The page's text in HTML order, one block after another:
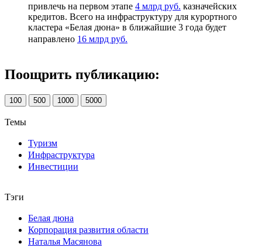
привлечь на первом этапе 4 млрд руб. казначейских
кредитов. Всего на инфраструктуру для курортного
кластера «Белая дюна» в ближайшие 3 года будет
направлено 16 млрд руб.
Поощрить публикацию:
100 500 1000 5000
Темы
Туризм
Инфраструктура
Инвестиции
Тэги
Белая дюна
Корпорация развития области
Наталья Масянова